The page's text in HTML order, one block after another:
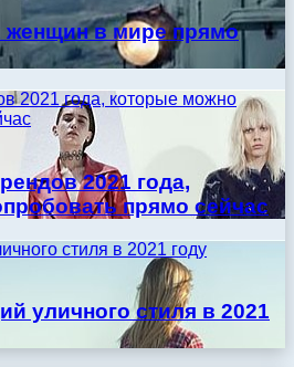
женщин в мире прямо
2021 года, которые можно
2021 года,
прямо сейчас
стиля в 2021 году
уличного стиля в 2021